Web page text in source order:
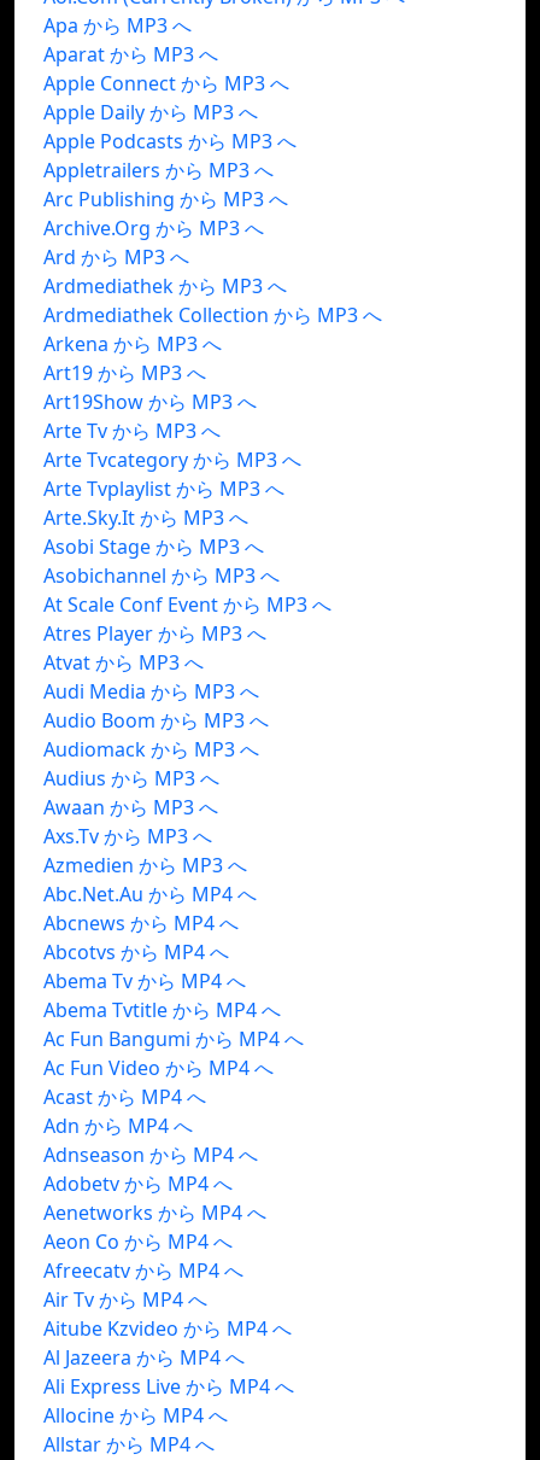
Apa から MP3 へ
Aparat から MP3 へ
Apple Connect から MP3 へ
Apple Daily から MP3 へ
Apple Podcasts から MP3 へ
Appletrailers から MP3 へ
Arc Publishing から MP3 へ
Archive.Org から MP3 へ
Ard から MP3 へ
Ardmediathek から MP3 へ
Ardmediathek Collection から MP3 へ
Arkena から MP3 へ
Art19 から MP3 へ
Art19Show から MP3 へ
Arte Tv から MP3 へ
Arte Tvcategory から MP3 へ
Arte Tvplaylist から MP3 へ
Arte.Sky.It から MP3 へ
Asobi Stage から MP3 へ
Asobichannel から MP3 へ
At Scale Conf Event から MP3 へ
Atres Player から MP3 へ
Atvat から MP3 へ
Audi Media から MP3 へ
Audio Boom から MP3 へ
Audiomack から MP3 へ
Audius から MP3 へ
Awaan から MP3 へ
Axs.Tv から MP3 へ
Azmedien から MP3 へ
Abc.Net.Au から MP4 へ
Abcnews から MP4 へ
Abcotvs から MP4 へ
Abema Tv から MP4 へ
Abema Tvtitle から MP4 へ
Ac Fun Bangumi から MP4 へ
Ac Fun Video から MP4 へ
Acast から MP4 へ
Adn から MP4 へ
Adnseason から MP4 へ
Adobetv から MP4 へ
Aenetworks から MP4 へ
Aeon Co から MP4 へ
Afreecatv から MP4 へ
Air Tv から MP4 へ
Aitube Kzvideo から MP4 へ
Al Jazeera から MP4 へ
Ali Express Live から MP4 へ
Allocine から MP4 へ
Allstar から MP4 へ